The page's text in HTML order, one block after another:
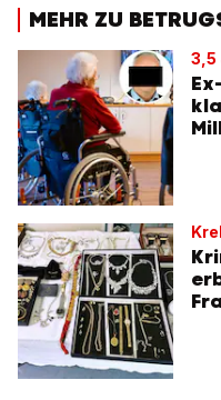
MEHR ZU
3,5